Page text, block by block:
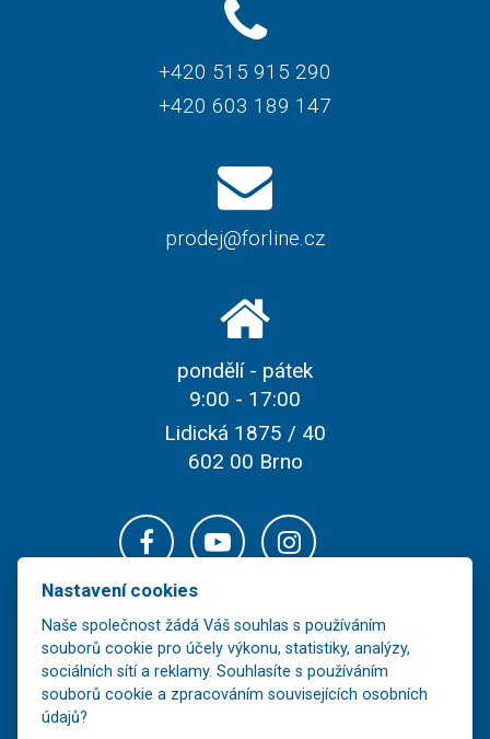
+420 515 915 290
+420 603 189 147
prodej@forline.cz
pondělí - pátek
9:00 - 17:00
Lidická 1875 / 40
602 00 Brno
Nastavení cookies
Naše společnost žádá Váš souhlas s používáním
souborů cookie pro účely výkonu, statistiky, analýzy,
sociálních sítí a reklamy. Souhlasíte s používáním
souborů cookie a zpracováním souvisejících osobních
údajů?